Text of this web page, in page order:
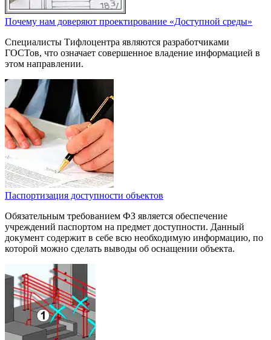
Почему нам доверяют проектирование «Доступной среды»
Специалисты Тифлоцентра являются разработчиками
ГОСТов, что означает совершенное владение информацией в
этом направлении.
Паспортизация доступности объектов
Обязательным требованием ФЗ является обеспечение
учреждений паспортом на предмет доступности. Данный
документ содержит в себе всю необходимую информацию, по
которой можно сделать выводы об оснащении объекта.